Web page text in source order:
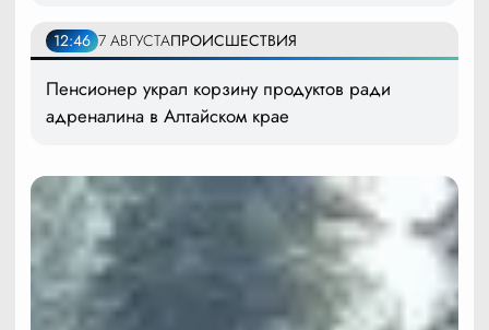
12:46 7 АВГУСТАПРОИСШЕСТВИЯ
Пенсионер украл корзину продуктов ради
адреналина в Алтайском крае